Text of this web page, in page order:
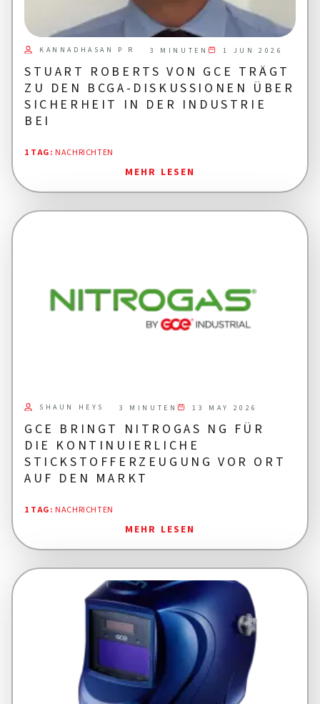
STUART ROBERTS VON GCE TRÄGT
ZU DEN BCGA-DISKUSSIONEN ÜBER
SICHERHEIT IN DER INDUSTRIE
BEI
KANNADHASAN P R 3 MINUTEN 1 JUN 2026
1 TAG: NACHRICHTEN
MEHR LESEN
GCE BRINGT NITROGAS NG FÜR
DIE KONTINUIERLICHE
STICKSTOFFERZEUGUNG VOR ORT
AUF DEN MARKT
SHAUN HEYS 3 MINUTEN 13 MAY 2026
1 TAG: NACHRICHTEN
MEHR LESEN